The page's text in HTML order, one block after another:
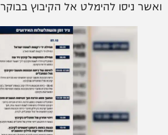
ואשר ניסו להימלט אל הקיבוץ בבוקר 7 באוקטובר.